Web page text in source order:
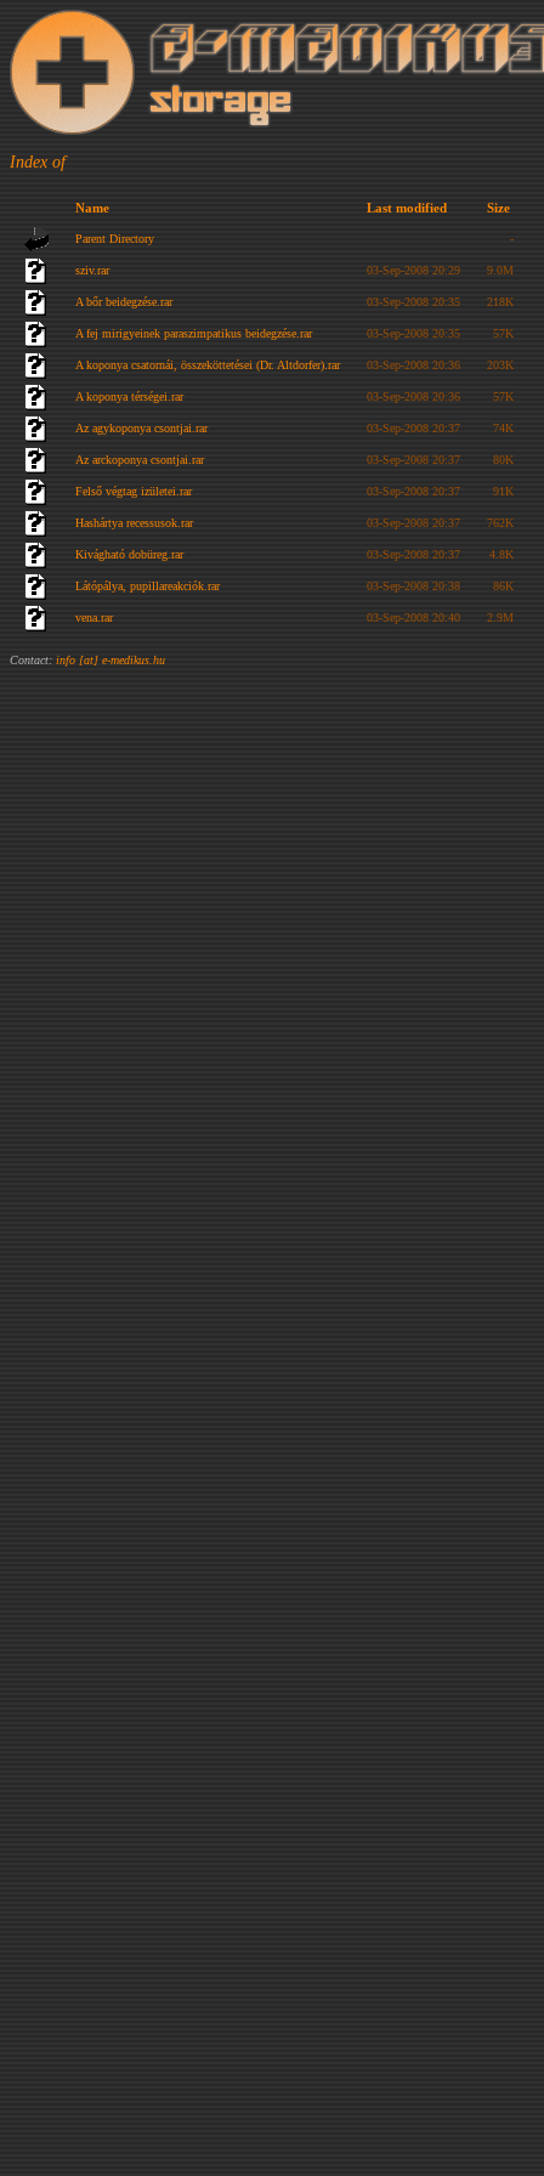
Index of
Name Last modified Size
Parent Directory -
sziv.rar 03-Sep-2008 20:29 9.0M
A bőr beidegzése.rar 03-Sep-2008 20:35 218K
A fej mirigyeinek paraszimpatikus beidegzése.rar 03-Sep-2008 20:35 57K
A koponya csatornái, összeköttetései (Dr. Altdorfer).rar 03-Sep-2008 20:36 203K
A koponya térségei.rar 03-Sep-2008 20:36 57K
Az agykoponya csontjai.rar 03-Sep-2008 20:37 74K
Az arckoponya csontjai.rar 03-Sep-2008 20:37 80K
Felső végtag izületei.rar 03-Sep-2008 20:37 91K
Hashártya recessusok.rar 03-Sep-2008 20:37 762K
Kivágható dobüreg.rar 03-Sep-2008 20:37 4.8K
Látópálya, pupillareakciók.rar 03-Sep-2008 20:38 86K
vena.rar 03-Sep-2008 20:40 2.9M
Contact: info [at] e-medikus.hu